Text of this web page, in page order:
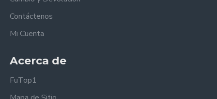
Contáctenos
Mi Cuenta
Acerca de
FuTop1